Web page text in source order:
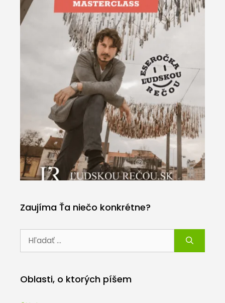
Zaujíma Ťa niečo konkrétne?
Oblasti, o ktorých píšem